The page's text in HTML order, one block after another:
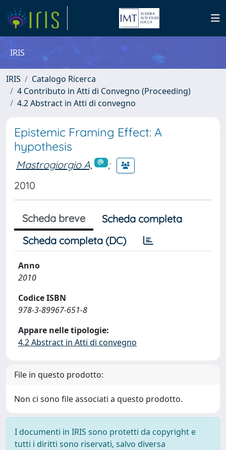
IRIS
IRIS
Catalogo Ricerca
4 Contributo in Atti di Convegno (Proceeding)
4.2 Abstract in Atti di convegno
Epistemic Framing Effect: A
hypothesis
Mastrogiorgio A,
;
2010
Scheda breve
Scheda completa
Scheda completa (DC)
Anno
2010
Codice ISBN
978-3-89967-651-8
Appare nelle tipologie:
4.2 Abstract in Atti di convegno
File in questo prodotto:
Non ci sono file associati a questo prodotto.
I documenti in IRIS sono protetti da copyright e
tutti i diritti sono riservati, salvo diversa